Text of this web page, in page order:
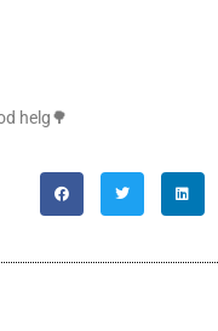
helg🌳